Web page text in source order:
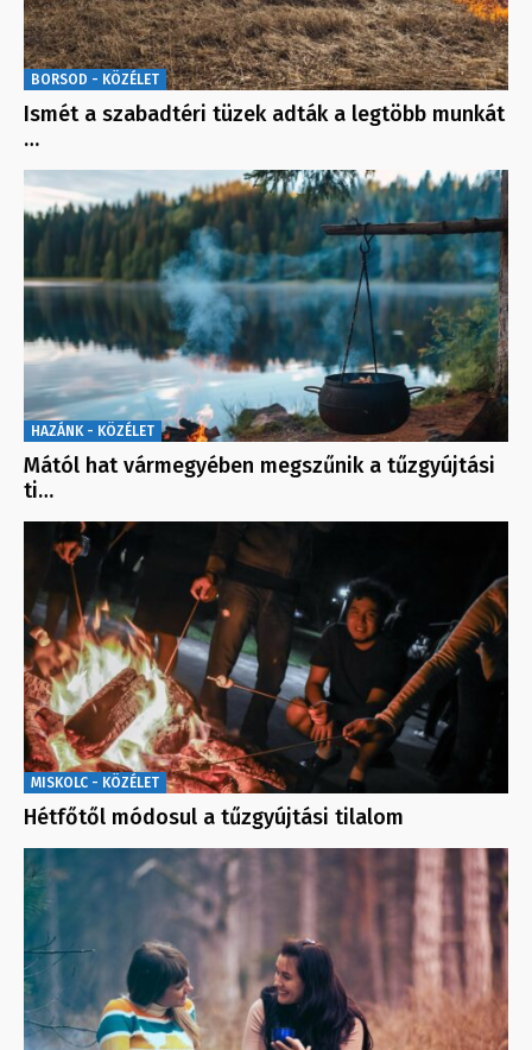
BORSOD - KÖZÉLET
Ismét a szabadtéri tüzek adták a legtöbb munkát
…
HAZÁNK - KÖZÉLET
Mától hat vármegyében megszűnik a tűzgyújtási
ti…
MISKOLC - KÖZÉLET
Hétfőtől módosul a tűzgyújtási tilalom